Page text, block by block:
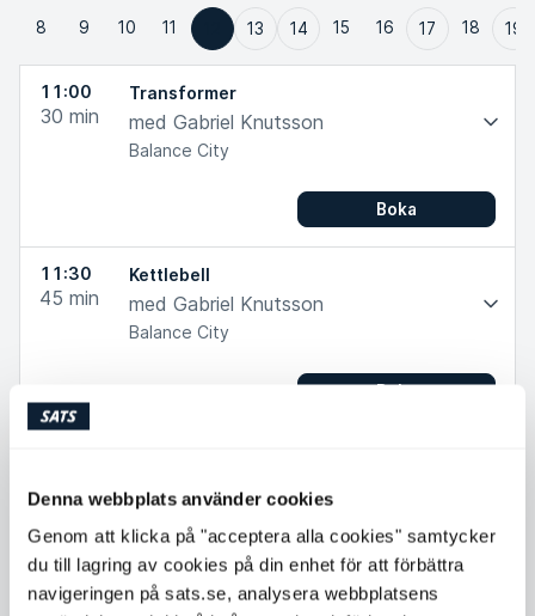
Denna webbplats använder cookies
Genom att klicka på "acceptera alla cookies" samtycker
du till lagring av cookies på din enhet för att förbättra
navigeringen på sats.se, analysera webbplatsens
8 9 10 11 13 14 15 16 17 18 19
11:00
30 min
Transformer
med Gabriel Knutsson
Balance City
Boka
11:30
45 min
Kettlebell
med Gabriel Knutsson
Balance City
Boka
med Gabriel Knutsson
Balance City
Boka